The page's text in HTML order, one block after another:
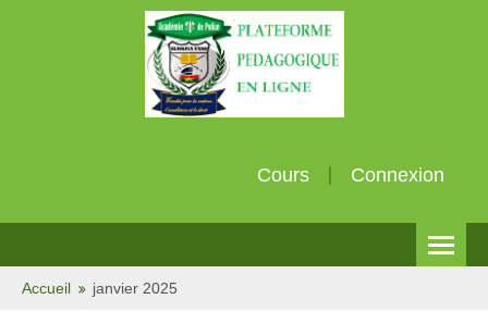
Cours Connexion
Français (fr)
Accueil janvier 2025